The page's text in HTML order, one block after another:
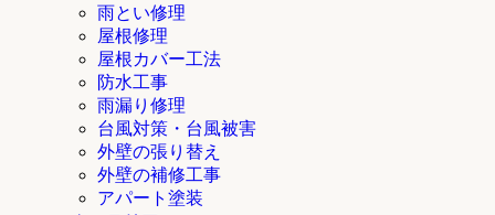
雨とい修理
屋根修理
屋根カバー工法
防水工事
雨漏り修理
台風対策・台風被害
外壁の張り替え
外壁の補修工事
アパート塗装